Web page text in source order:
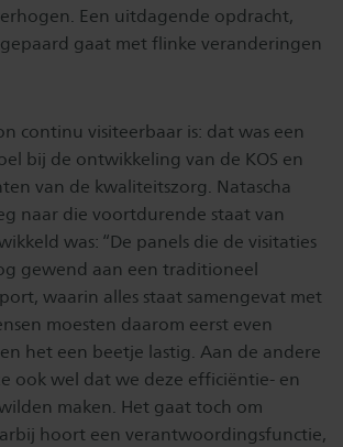
Een uitdagende opdracht,
gaat met flinke veranderingen
continu visiteerbaar is: dat was een
bij de ontwikkeling van de KOS en
van de kwaliteitszorg. Natascha
naar die voortdurende staat van
was: “De panels die de visitaties
gewend aan een traditioneel
waarin alles staat samengevat met
moesten daarom eerst even
het een beetje lastig. Aan de andere
ook wel dat we deze efficiëntie- en
maken. Het gaat toch om
hoort een verantwoordingsfunctie,